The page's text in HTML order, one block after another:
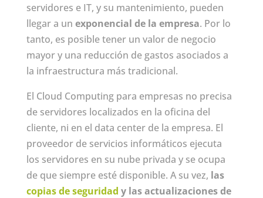
servidores e IT, y su mantenimiento, pueden
llegar a un exponencial de la empresa. Por lo
tanto, es posible tener un valor de negocio
mayor y una reducción de gastos asociados a
la infraestructura más tradicional.
El Cloud Computing para empresas no precisa
de servidores localizados en la oficina del
cliente, ni en el data center de la empresa. El
proveedor de servicios informáticos ejecuta
los servidores en su nube privada y se ocupa
de que siempre esté disponible. A su vez, las
copias de seguridad y las actualizaciones de